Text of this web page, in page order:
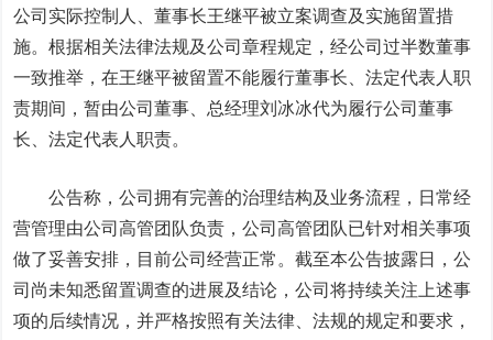
公司实际控制人、董事长王继平被立案调查及实施留置措
施。根据相关法律法规及公司章程规定，经公司过半数董事
一致推举，在王继平被留置不能履行董事长、法定代表人职
责期间，暂由公司董事、总经理刘冰冰代为履行公司董事
长、法定代表人职责。
公告称，公司拥有完善的治理结构及业务流程，日常经
营管理由公司高管团队负责，公司高管团队已针对相关事项
做了妥善安排，目前公司经营正常。截至本公告披露日，公
司尚未知悉留置调查的进展及结论，公司将持续关注上述事
项的后续情况，并严格按照有关法律、法规的规定和要求，